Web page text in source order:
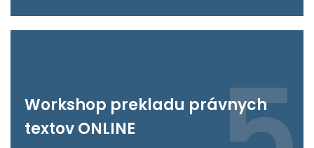
Workshop prekladu právnych
textov ONLINE